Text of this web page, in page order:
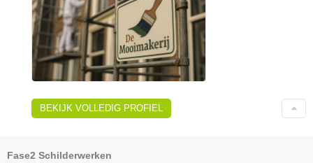
BEKIJK VOLLEDIG PROFIEL
Fase2 Schilderwerken